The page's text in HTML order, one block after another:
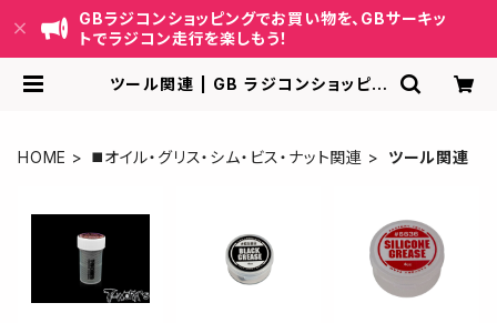
GBラジコンショッピングでお買い物を、GBサーキッ
トでラジコン走行を楽しもう！
ツール関連 | GB ラジコンショッピン
HOME
◼️オイル・グリス・シム・ビス・ナット関連 ツール関連